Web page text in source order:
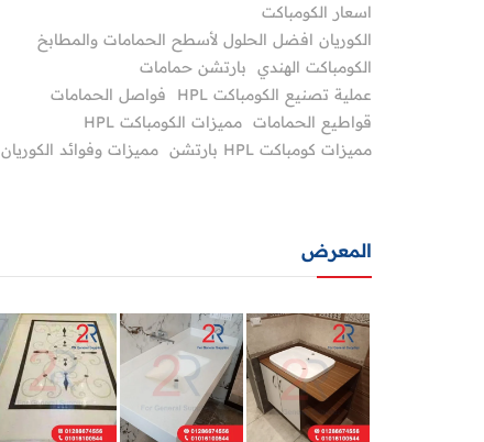
اسعار الكومباكت
الكوريان افضل الحلول لأسطح الحمامات والمطابخ
الكومباكت الهندي
بارتشن حمامات
عملية تصنيع الكومباكت HPL
فواصل الحمامات
قواطيع الحمامات مميزات الكومباكت HPL
مميزات كومباكت HPL بارتشن
مميزات وفوائد الكوريان
المعرض